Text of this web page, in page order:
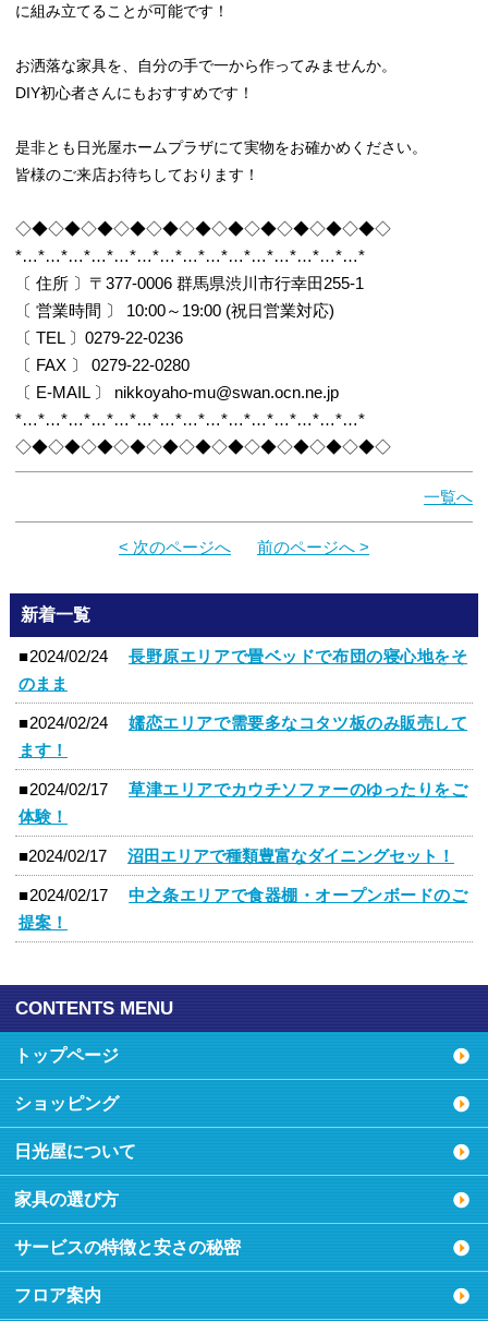
に組み立てることが可能です！
お洒落な家具を、自分の手で一から作ってみませんか。
DIY初心者さんにもおすすめです！
是非とも日光屋ホームプラザにて実物をお確かめください。
皆様のご来店お待ちしております！
◇◆◇◆◇◆◇◆◇◆◇◆◇◆◇◆◇◆◇◆◇◆◇
*…*…*…*…*…*…*…*…*…*…*…*…*…*…*…*
〔 住所 〕〒377-0006 群馬県渋川市行幸田255-1
〔 営業時間 〕 10:00～19:00 (祝日営業対応)
〔 TEL 〕0279-22-0236
〔 FAX 〕 0279-22-0280
〔 E-MAIL 〕 nikkoyaho-mu@swan.ocn.ne.jp
*…*…*…*…*…*…*…*…*…*…*…*…*…*…*…*
◇◆◇◆◇◆◇◆◇◆◇◆◇◆◇◆◇◆◇◆◇◆◇
一覧へ
< 次のページへ 前のページへ >
新着一覧
■2024/02/24
長野原エリアで畳ベッドで布団の寝心地をそ
のまま
■2024/02/24
嬬恋エリアで需要多なコタツ板のみ販売して
ます！
■2024/02/17
草津エリアでカウチソファーのゆったりをご
体験！
■2024/02/17 沼田エリアで種類豊富なダイニングセット！
■2024/02/17
中之条エリアで食器棚・オープンボードのご
提案！
CONTENTS MENU
トップページ
ショッピング
日光屋について
家具の選び方
サービスの特徴と安さの秘密
フロア案内